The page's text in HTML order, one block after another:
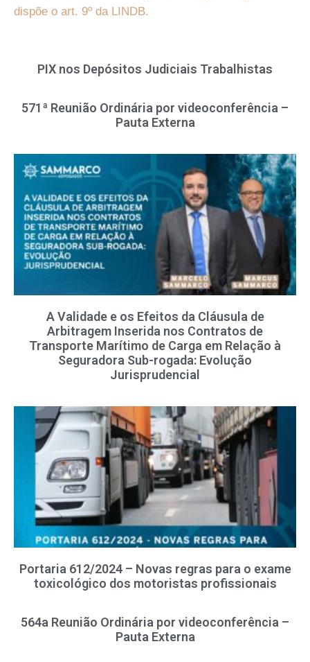
dispõe o art. 9º da LINDB.
PIX nos Depósitos Judiciais Trabalhistas
571ª Reunião Ordinária por videoconferência –
Pauta Externa
A Validade e os Efeitos da Cláusula de
Arbitragem Inserida nos Contratos de
Transporte Marítimo de Carga em Relação à
Seguradora Sub-rogada: Evolução
Jurisprudencial
Portaria 612/2024 – Novas regras para o exame
toxicológico dos motoristas profissionais
564a Reunião Ordinária por videoconferência –
Pauta Externa